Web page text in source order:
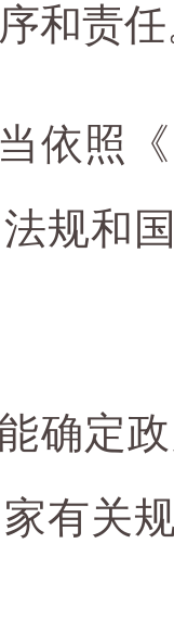
和责
依照
规和
确定
有关